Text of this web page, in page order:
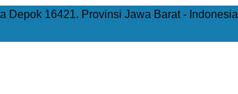
Depok 16421. Provinsi Jawa Barat - Indonesia